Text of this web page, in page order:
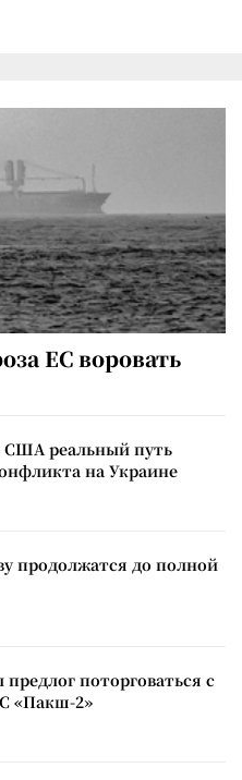
ЕС воровать
США реальный путь
на Украине
продолжатся до полной
поторговаться с
«Пакш-2»